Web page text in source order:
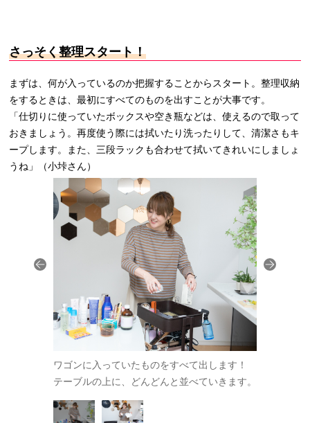
さっそく整理スタート！
まずは、何が入っているのか把握することからスタート。整理収納
をするときは、最初にすべてのものを出すことが大事です。
「仕切りに使っていたボックスや空き瓶などは、使えるので取って
おきましょう。再度使う際には拭いたり洗ったりして、清潔さもキ
ープします。また、三段ラックも合わせて拭いてきれいにしましょ
うね」（小垰さん）
ワゴンに入っていたものをすべて出します！
テーブルの上に、どんどんと並べていきます。